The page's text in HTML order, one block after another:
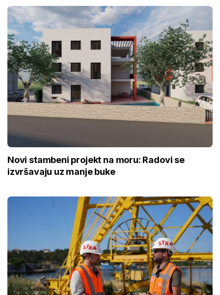
Novi stambeni projekt na moru: Radovi se
izvršavaju uz manje buke